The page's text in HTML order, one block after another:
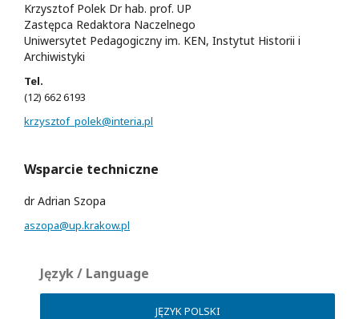
Krzysztof Polek Dr hab. prof. UP
Zastępca Redaktora Naczelnego
Uniwersytet Pedagogiczny im. KEN, Instytut Historii i
Archiwistyki
Tel.
(12) 662 6193
krzysztof_polek@interia.pl
Wsparcie techniczne
dr Adrian Szopa
aszopa@up.krakow.pl
Język / Language
JĘZYK POLSKI